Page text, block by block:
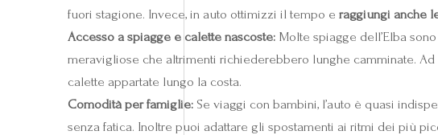
fuori stagione. Invece, in auto ottimizzi il tempo e raggiungi anche
Accesso a spiagge e calette nascoste: Molte spiagge dell’Elba
meravigliose che altrimenti richiederebbero lunghe camminate.
calette appartate lungo la costa.
Comodità per famiglie: Se viaggi con bambini, l’auto è quasi
senza fatica. Inoltre puoi adattare gli spostamenti ai ritmi dei più